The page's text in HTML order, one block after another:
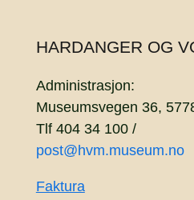
HARDANGER OG
Administrasjon:
Museumsvegen 36,
Tlf 404 34 100 /
post@hvm.museum.no
Faktura